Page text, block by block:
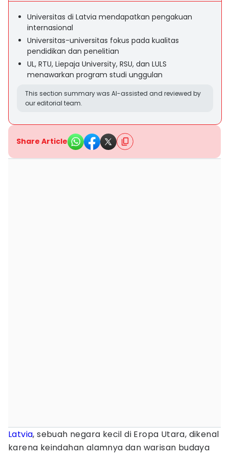
Universitas di Latvia mendapatkan pengakuan
internasional
Universitas-universitas fokus pada kualitas
pendidikan dan penelitian
UL, RTU, Liepaja University, RSU, dan LULS
menawarkan program studi unggulan
This section summary was AI-assisted and reviewed by
our editorial team.
Share Article
Latvia, sebuah negara kecil di Eropa Utara, dikenal
karena keindahan alamnya dan warisan budaya